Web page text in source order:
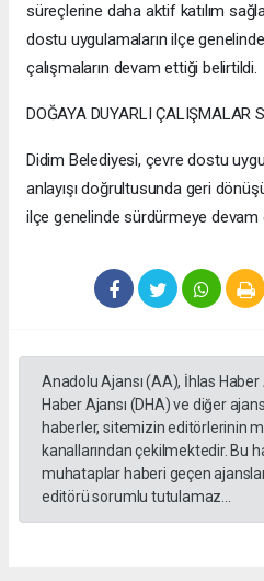
süreçlerine daha aktif katılım
dostu uygulamaların ilçe genelinde
çalışmaların devam ettiği belirtildi.
DOĞAYA DUYARLI ÇALIŞMALAR
Didim Belediyesi, çevre dostu
anlayışı doğrultusunda geri
ilçe genelinde sürdürmeye devam
Anadolu Ajansı (AA), İhlas Haber
Haber Ajansı (DHA) ve diğer
haberler, sitemizin editörlerinin
kanallarından çekilmektedir. Bu
muhataplar haberi geçen
editörü sorumlu tutulamaz...